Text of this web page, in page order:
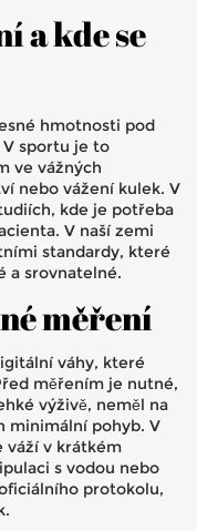
a kde se
hmotnosti pod
sportu je to
ve vážných
nebo vážení kulek. V
kde je potřeba
V naší zemi
standardy, které
a srovnatelné.
měření
váhy, které
měřením je nutné,
výživě, neměl na
minimální pohyb. V
váží v krátkém
s vodou nebo
protokolu,